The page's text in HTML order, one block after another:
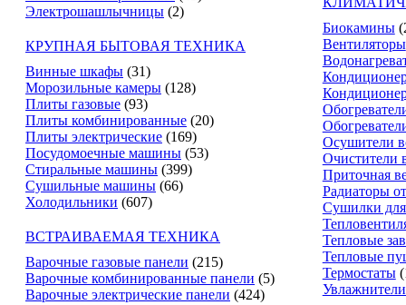
Электрошашлычницы (2)
КРУПНАЯ БЫТОВАЯ ТЕХНИКА
Винные шкафы (31)
Морозильные камеры (128)
Плиты газовые (93)
Плиты комбинированные (20)
Плиты электрические (169)
Посудомоечные машины (53)
Стиральные машины (399)
Сушильные машины (66)
Холодильники (607)
ВСТРАИВАЕМАЯ ТЕХНИКА
Варочные газовые панели (215)
Варочные комбинированные панели (5)
Варочные электрические панели (424)
Биокамины
Вентиляторы
Осушители
Очистители
Приточная
Радиаторы
Сушилки
Тепловые
Тепловые
Термостаты